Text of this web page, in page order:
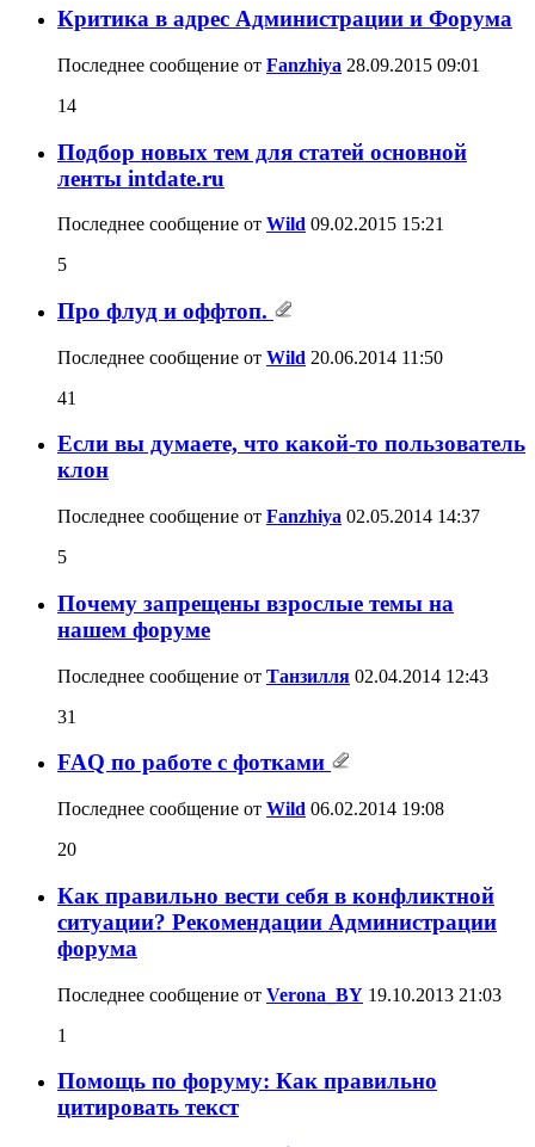
Критика в адрес Администрации и Форума
Последнее сообщение от Fanzhiya 28.09.2015 09:01
14
Подбор новых тем для статей основной
ленты intdate.ru
Последнее сообщение от Wild 09.02.2015 15:21
5
Про флуд и оффтоп.
Последнее сообщение от Wild 20.06.2014 11:50
41
Если вы думаете, что какой-то пользователь
клон
Последнее сообщение от Fanzhiya 02.05.2014 14:37
5
Почему запрещены взрослые темы на
нашем форуме
Последнее сообщение от Танзилля 02.04.2014 12:43
31
FAQ по работе с фотками
Последнее сообщение от Wild 06.02.2014 19:08
20
Как правильно вести себя в конфликтной
ситуации? Рекомендации Администрации
форума
Последнее сообщение от Verona_BY 19.10.2013 21:03
1
Помощь по форуму: Как правильно
цитировать текст